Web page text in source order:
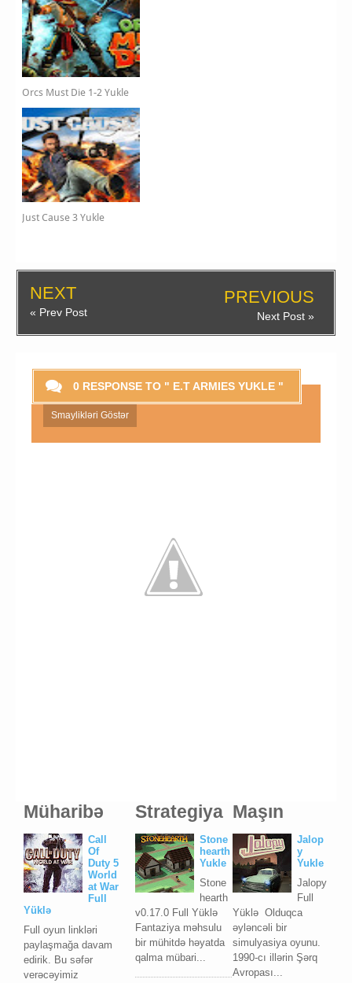
Orcs Must Die 1-2 Yukle
Just Cause 3 Yukle
NEXT
« Prev Post
PREVIOUS
Next Post »
0 RESPONSE TO " E.T ARMIES YUKLE "
Smaylikləri Göstər
Müharibə
Call
Of
Duty 5
World
at War
Full
Yüklə
Full oyun linkləri
paylaşmağa davam
edirik. Bu səfər
verəcəyimiz
Maşın
Jalop
y
Yukle
Jalopy
Full
Yüklə Olduqca
əyləncəli bir
simulyasiya oyunu.
1990-cı illərin Şərq
Avropası...
Strategiya
Stone
hearth
Yukle
Stone
hearth
v0.17.0 Full Yüklə
Fantaziya məhsulu
bir mühitdə həyatda
qalma mübari...